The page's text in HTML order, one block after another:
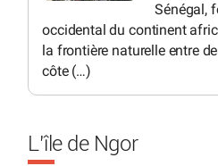
Sénégal,
occidental du continent
la frontière naturelle entre
côte (…)
L’île de Ngor